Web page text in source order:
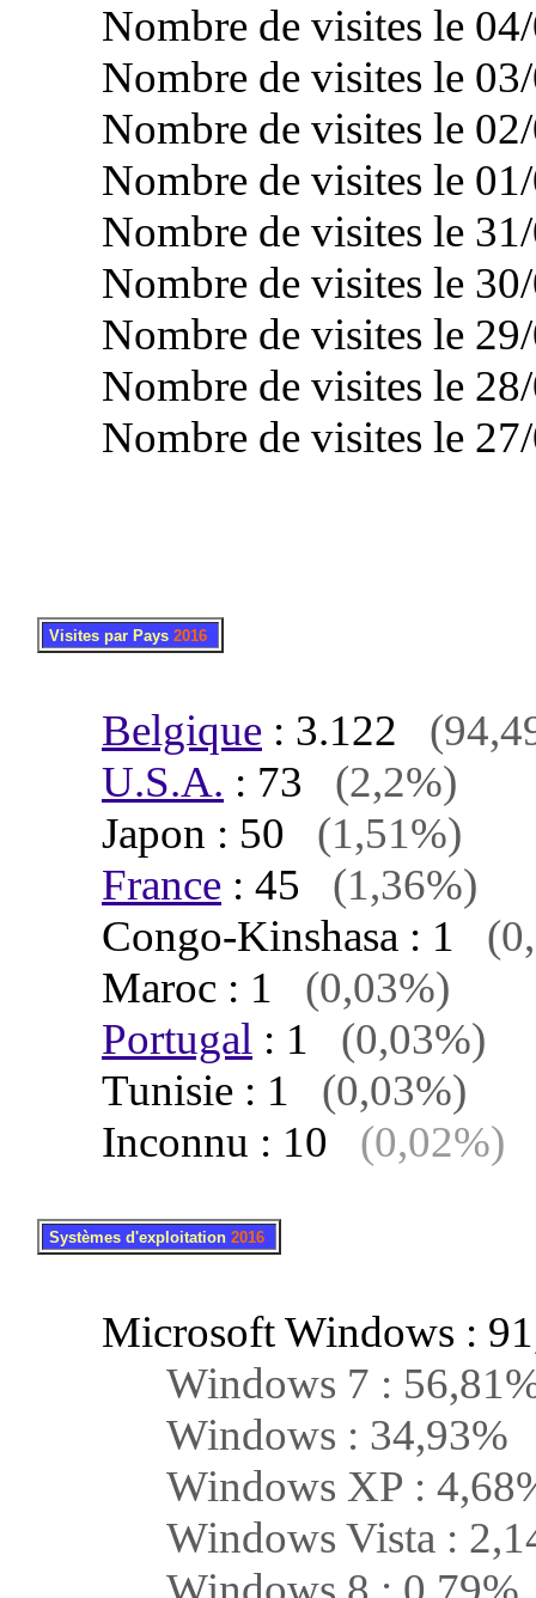
Nombre de visites le
Nombre de visites le
Nombre de visites le
Nombre de visites le
Nombre de visites le
Nombre de visites le
Nombre de visites le
Nombre de visites le
Nombre de visites le
Visites par Pays 2016
Belgique : 3.122
U.S.A. : 73 (2,2%)
Japon : 50 (1,51%)
France : 45 (1,36%)
Congo-Kinshasa : 1
Maroc : 1 (0,03%)
Portugal : 1 (0,03%)
Tunisie : 1 (0,03%)
Inconnu : 10 (0,02%)
Systèmes d'exploitation 2016
Microsoft Windows :
Windows 7 :
Windows : 34,93%
Windows XP :
Windows Vista :